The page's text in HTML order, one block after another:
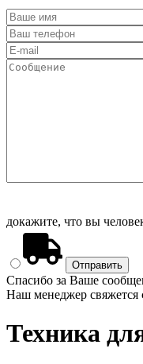
докажите, что вы
Спасибо за Ваше
Наш менеджер
Техника